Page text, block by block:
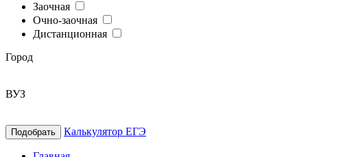
Заочная
Очно-заочная
Дистанционная
Город
ВУЗ
Подобрать Калькулятор ЕГЭ